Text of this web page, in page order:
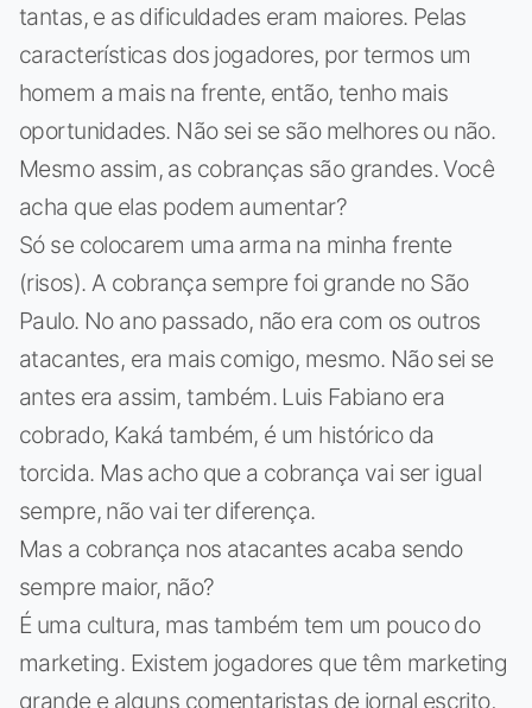
tantas, e as dificuldades eram maiores. Pelas
características dos jogadores, por termos um
homem a mais na frente, então, tenho mais
oportunidades. Não sei se são melhores ou não.
Mesmo assim, as cobranças são grandes. Você
acha que elas podem aumentar?
Só se colocarem uma arma na minha frente
(risos). A cobrança sempre foi grande no São
Paulo. No ano passado, não era com os outros
atacantes, era mais comigo, mesmo. Não sei se
antes era assim, também. Luis Fabiano era
cobrado, Kaká também, é um histórico da
torcida. Mas acho que a cobrança vai ser igual
sempre, não vai ter diferença.
Mas a cobrança nos atacantes acaba sendo
sempre maior, não?
É uma cultura, mas também tem um pouco do
marketing. Existem jogadores que têm marketing
grande e alguns comentaristas de jornal escrito,